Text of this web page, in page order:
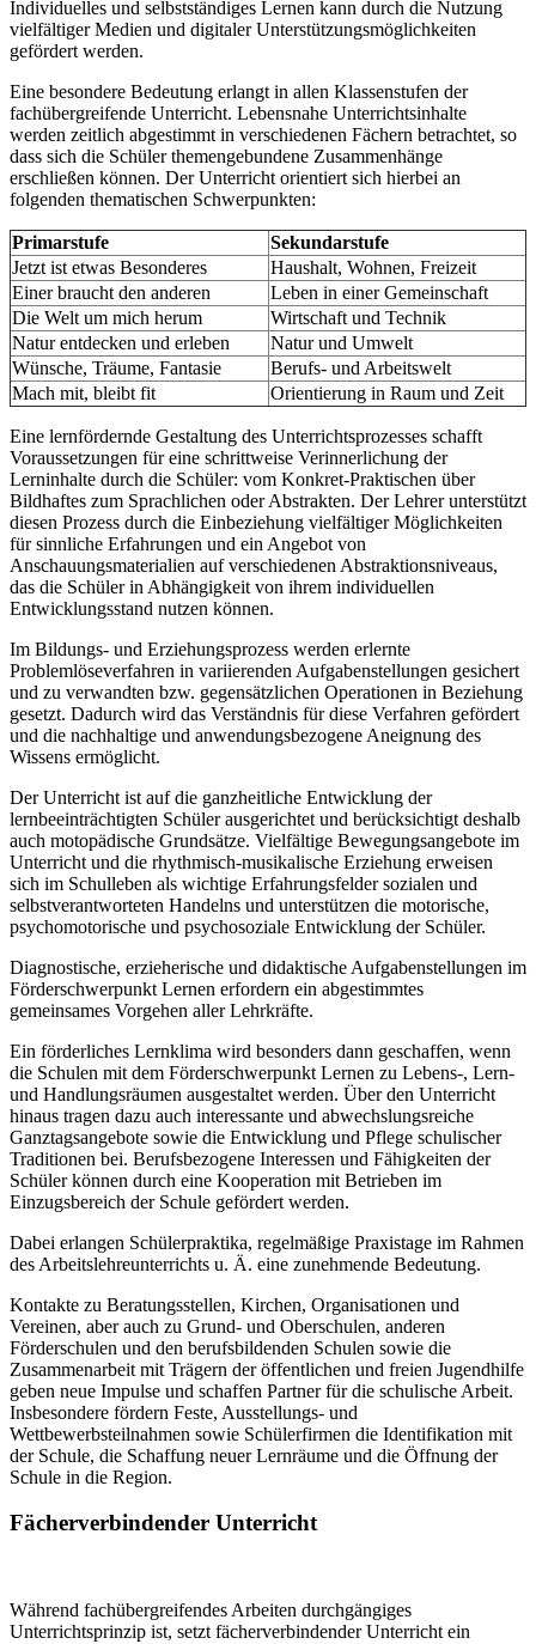
Individuelles und selbstständiges Lernen kann durch die Nutzung
vielfältiger Medien und digitaler Unterstützungsmöglichkeiten
gefördert werden.
Eine besondere Bedeutung erlangt in allen Klassenstufen der
fachübergreifende Unterricht. Lebensnahe Unterrichtsinhalte
werden zeitlich abgestimmt in verschiedenen Fächern betrachtet, so
dass sich die Schüler themengebundene Zusammenhänge
erschließen können. Der Unterricht orientiert sich hierbei an
folgenden thematischen Schwerpunkten:
Primarstufe
Sekundarstufe
Jetzt ist etwas Besonderes
Haushalt, Wohnen, Freizeit
Einer braucht den anderen
Leben in einer Gemeinschaft
Die Welt um mich herum
Wirtschaft und Technik
Natur entdecken und erleben
Natur und Umwelt
Wünsche, Träume, Fantasie
Berufs- und Arbeitswelt
Mach mit, bleibt fit
Orientierung in Raum und Zeit
Eine lernfördernde Gestaltung des Unterrichtsprozesses schafft
Voraussetzungen für eine schrittweise Verinnerlichung der
Lerninhalte durch die Schüler: vom Konkret-Praktischen über
Bildhaftes zum Sprachlichen oder Abstrakten. Der Lehrer unterstützt
diesen Prozess durch die Einbeziehung vielfältiger Möglichkeiten
für sinnliche Erfahrungen und ein Angebot von
Anschauungsmaterialien auf verschiedenen Abstraktionsniveaus,
das die Schüler in Abhängigkeit von ihrem individuellen
Entwicklungsstand nutzen können.
Im Bildungs- und Erziehungsprozess werden erlernte
Problemlöseverfahren in variierenden Aufgabenstellungen gesichert
und zu verwandten bzw. gegensätzlichen Operationen in Beziehung
gesetzt. Dadurch wird das Verständnis für diese Verfahren gefördert
und die nachhaltige und anwendungsbezogene Aneignung des
Wissens ermöglicht.
Der Unterricht ist auf die ganzheitliche Entwicklung der
lernbeeinträchtigten Schüler ausgerichtet und berücksichtigt deshalb
auch motopädische Grundsätze. Vielfältige Bewegungsangebote im
Unterricht und die rhythmisch-musikalische Erziehung erweisen
sich im Schulleben als wichtige Erfahrungsfelder sozialen und
selbstverantworteten Handelns und unterstützen die motorische,
psychomotorische und psychosoziale Entwicklung der Schüler.
Diagnostische, erzieherische und didaktische Aufgabenstellungen im
Förderschwerpunkt Lernen erfordern ein abgestimmtes
gemeinsames Vorgehen aller Lehrkräfte.
Ein förderliches Lernklima wird besonders dann geschaffen, wenn
die Schulen mit dem Förderschwerpunkt Lernen zu Lebens-, Lern-
und Handlungsräumen ausgestaltet werden. Über den Unterricht
hinaus tragen dazu auch interessante und abwechslungsreiche
Ganztagsangebote sowie die Entwicklung und Pflege schulischer
Traditionen bei. Berufsbezogene Interessen und Fähigkeiten der
Schüler können durch eine Kooperation mit Betrieben im
Einzugsbereich der Schule gefördert werden.
Dabei erlangen Schülerpraktika, regelmäßige Praxistage im Rahmen
des Arbeitslehreunterrichts u. Ä. eine zunehmende Bedeutung.
Kontakte zu Beratungsstellen, Kirchen, Organisationen und
Vereinen, aber auch zu Grund- und Oberschulen, anderen
Förderschulen und den berufsbildenden Schulen sowie die
Zusammenarbeit mit Trägern der öffentlichen und freien Jugendhilfe
geben neue Impulse und schaffen Partner für die schulische Arbeit.
Insbesondere fördern Feste, Ausstellungs- und
Wettbewerbsteilnahmen sowie Schülerfirmen die Identifikation mit
der Schule, die Schaffung neuer Lernräume und die Öffnung der
Schule in die Region.
Fächerverbindender Unterricht
Während fachübergreifendes Arbeiten durchgängiges
Unterrichtsprinzip ist, setzt fächerverbindender Unterricht ein